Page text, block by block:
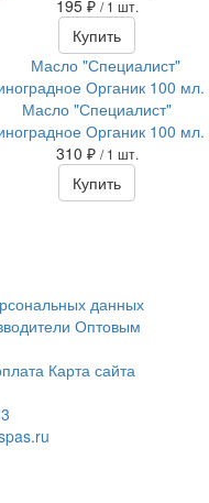
195 ₽ / 1 шт.
Купить
Масло "Специалист"
Органик 100 мл.
310 ₽ / 1 шт.
Купить
данных
Оптовым
Карта сайта